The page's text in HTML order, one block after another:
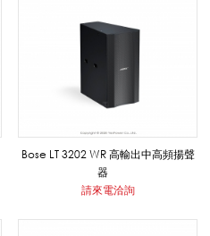
Bose LT 3202 WR 高輸出中高頻揚聲
器
請來電洽詢